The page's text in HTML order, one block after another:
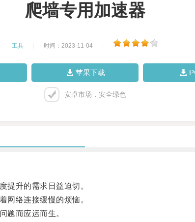
爬墙专用加速器
工具 时间：2023-11-04
苹果下载
安卓市场，安全绿色
升的需求日益迫切。
络连接缓慢的烦恼。
而应运而生。